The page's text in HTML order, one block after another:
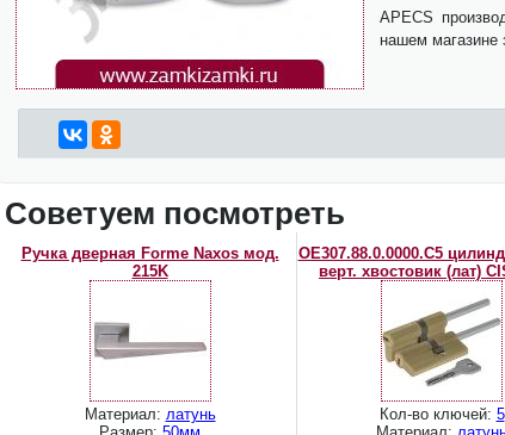
APECS
нашем магазине
Советуем посмотреть
Ручка дверная Forme Naxos мод.
215K
Материал: латунь
OЕ307.88.0.0000.C5
верт. хвостовик (лат)
Кол-во ключей: 5